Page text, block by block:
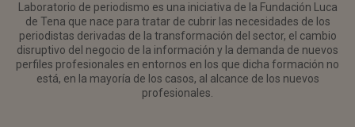
Laboratorio de periodismo es una iniciativa de la Fundación Luca
de Tena que nace para tratar de cubrir las necesidades de los
periodistas derivadas de la transformación del sector, el cambio
disruptivo del negocio de la información y la demanda de nuevos
perfiles profesionales en entornos en los que dicha formación no
está, en la mayoría de los casos, al alcance de los nuevos
profesionales.